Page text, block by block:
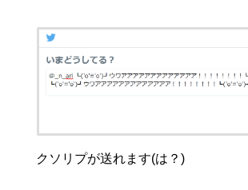
クソリプが送れます(は？)